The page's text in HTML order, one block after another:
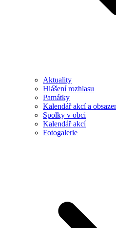
Aktuality
Hlášení rozhlasu
Památky
Kalendář akcí a
Spolky v obci
Kalendář akcí
Fotogalerie